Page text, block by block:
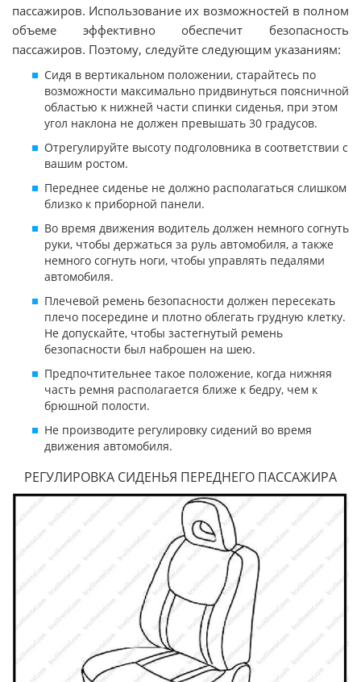
пассажиров. Использование их возможностей в полном
объеме эффективно обеспечит безопасность
пассажиров. Поэтому, следуйте следующим указаниям:
Сидя в вертикальном положении, старайтесь по
возможности максимально придвинуться поясничной
областью к нижней части спинки сиденья, при этом
угол наклона не должен превышать 30 градусов.
Отрегулируйте высоту подголовника в соответствии с
вашим ростом.
Переднее сиденье не должно располагаться слишком
близко к приборной панели.
Во время движения водитель должен немного согнуть
руки, чтобы держаться за руль автомобиля, а также
немного согнуть ноги, чтобы управлять педалями
автомобиля.
Плечевой ремень безопасности должен пересекать
плечо посередине и плотно облегать грудную клетку.
Не допускайте, чтобы застегнутый ремень
безопасности был наброшен на шею.
Предпочтительнее такое положение, когда нижняя
часть ремня располагается ближе к бедру, чем к
брюшной полости.
Не производите регулировку сидений во время
движения автомобиля.
РЕГУЛИРОВКА СИДЕНЬЯ ПЕРЕДНЕГО ПАССАЖИРА